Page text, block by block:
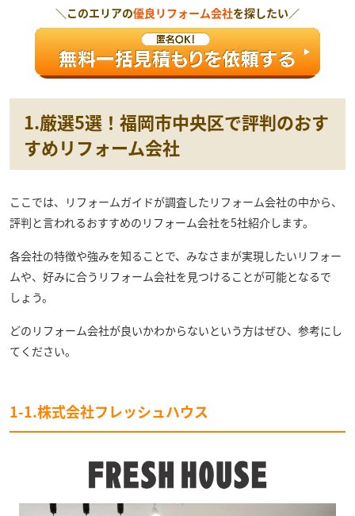
＼このエリアの優良リフォーム会社を探したい／
1.厳選5選！福岡市中央区で評判のおす
すめリフォーム会社
ここでは、リフォームガイドが調査したリフォーム会社の中から、
評判と言われるおすすめのリフォーム会社を5社紹介します。
各会社の特徴や強みを知ることで、みなさまが実現したいリフォー
ムや、好みに合うリフォーム会社を見つけることが可能となるで
しょう。
どのリフォーム会社が良いかわからないという方はぜひ、参考にし
てください。
1-1.株式会社フレッシュハウス